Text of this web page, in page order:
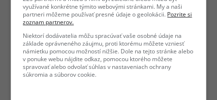
využívané konkrétne týmito webovými stránkami. My a naši
partneri môžeme používať presné údaje o geolokácii. Pozrite si
zoznam partnerov.
Niektorí dodávatelia môžu spracúvať vaše osobné údaje na
základe oprávneného záujmu, proti ktorému môžete vzniesť
námietku pomocou možností nižšie. Dole na tejto stránke alebo
v ponuke webu nájdite odkaz, pomocou ktorého môžete
spravovať alebo odvolať súhlas v nastaveniach ochrany
súkromia a súborov cookie.